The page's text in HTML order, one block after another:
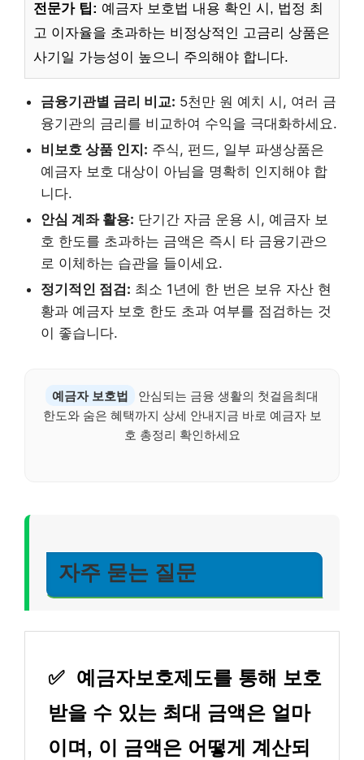
전문가 팁: 예금자 보호법 내용 확인 시, 법정 최
고 이자율을 초과하는 비정상적인 고금리 상품은
사기일 가능성이 높으니 주의해야 합니다.
금융기관별 금리 비교: 5천만 원 예치 시, 여러 금
융기관의 금리를 비교하여 수익을 극대화하세요.
비보호 상품 인지: 주식, 펀드, 일부 파생상품은
예금자 보호 대상이 아님을 명확히 인지해야 합
니다.
안심 계좌 활용: 단기간 자금 운용 시, 예금자 보
호 한도를 초과하는 금액은 즉시 타 금융기관으
로 이체하는 습관을 들이세요.
정기적인 점검: 최소 1년에 한 번은 보유 자산 현
황과 예금자 보호 한도 초과 여부를 점검하는 것
이 좋습니다.
예금자 보호법
안심되는 금융 생활의 첫걸음최대
한도와 숨은 혜택까지 상세 안내지금 바로 예금자 보
호 총정리 확인하세요
자주 묻는 질문
✅ 예금자보호제도를 통해 보호
받을 수 있는 최대 금액은 얼마
이며, 이 금액은 어떻게 계산되